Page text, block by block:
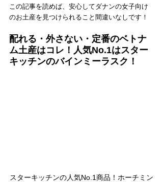
この記事を読めば、安心してダナンの女子向け
のお土産を見つけられること間違いなしです！
配れる・外さない・定番のベトナ
ム土産はコレ！人気No.1はスター
キッチンのバインミーラスク！
スターキッチンの人気No.1商品！ホーチミン